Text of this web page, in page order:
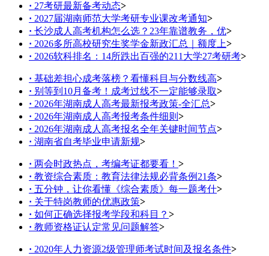
· 27考研最新备考动态>
· 2027届湖南师范大学考研专业课改考通知>
· 长沙成人高考机构怎么选？23年靠谱教务，优>
· 2026多所高校研究生奖学金新政汇总｜额度上>
· 2026软科排名：14所跌出百强的211大学27考研考>
· 基础差担心成考落榜？看懂科目与分数线高>
· 别等到10月备考！成考过线不一定能够录取>
· 2026年湖南成人高考最新报考政策-全汇总>
· 2026年湖南成人高考报考条件细则 >
· 2026年湖南成人高考报名全年关键时间节点>
· 湖南省自考毕业申请新规>
· 两会时政热点，考编考证都要看！ >
· 教资综合素质：教育法律法规必背条例21条>
· 五分钟，让你看懂《综合素质》每一题考什>
· 关于特岗教师的优惠政策>
· 如何正确选择报考学段和科目？ >
· 教师资格证认定常见问题解答>
· 2020年人力资源2级管理师考试时间及报名条件>